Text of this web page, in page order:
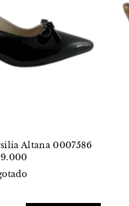
Altana 0007586